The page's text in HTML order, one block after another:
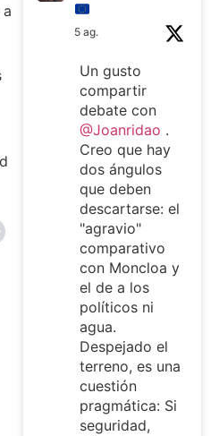
5 ag.
Un gusto
compartir
debate con
@Joanridao .
Creo que hay
dos ángulos
que deben
descartarse: el
"agravio"
comparativo
con Moncloa y
el de a los
políticos ni
agua.
Despejado el
terreno, es una
cuestión
pragmática: Si
seguridad,